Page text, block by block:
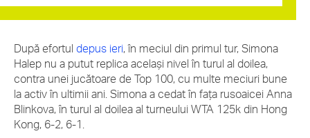
După efortul depus ieri, în meciul din primul tur, Simona
Halep nu a putut replica același nivel în turul al doilea,
contra unei jucătoare de Top 100, cu multe meciuri bune
la activ în ultimii ani. Simona a cedat în fața rusoaicei Anna
Blinkova, în turul al doilea al turneului WTA 125k din Hong
Kong, 6-2, 6-1.